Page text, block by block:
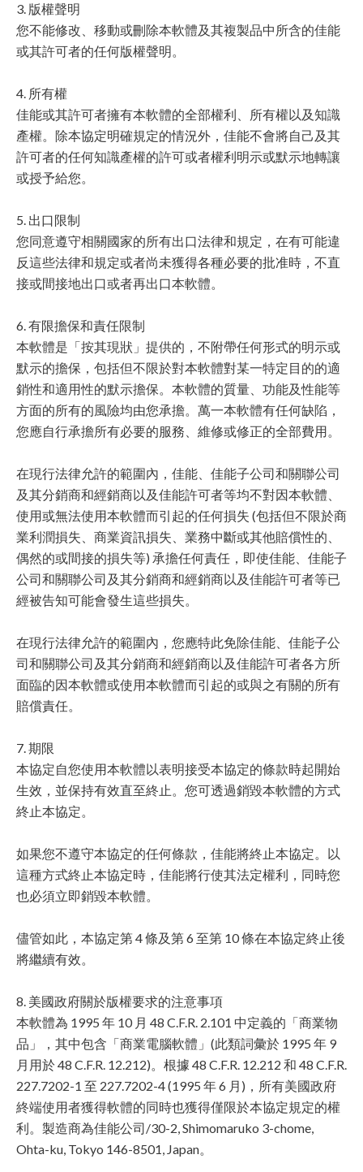
3. 版權聲明
您不能修改、移動或刪除本軟體及其複製品中所含的佳能
或其許可者的任何版權聲明。
4. 所有權
佳能或其許可者擁有本軟體的全部權利、所有權以及知識
產權。除本協定明確規定的情況外，佳能不會將自己及其
許可者的任何知識產權的許可或者權利明示或默示地轉讓
或授予給您。
5. 出口限制
您同意遵守相關國家的所有出口法律和規定，在有可能違
反這些法律和規定或者尚未獲得各種必要的批准時，不直
接或間接地出口或者再出口本軟體。
6. 有限擔保和責任限制
本軟體是「按其現狀」提供的，不附帶任何形式的明示或
默示的擔保，包括但不限於對本軟體對某一特定目的的適
銷性和適用性的默示擔保。本軟體的質量、功能及性能等
方面的所有的風險均由您承擔。萬一本軟體有任何缺陷，
您應自行承擔所有必要的服務、維修或修正的全部費用。
在現行法律允許的範圍內，佳能、佳能子公司和關聯公司
及其分銷商和經銷商以及佳能許可者等均不對因本軟體、
使用或無法使用本軟體而引起的任何損失 (包括但不限於商
業利潤損失、商業資訊損失、業務中斷或其他賠償性的、
偶然的或間接的損失等) 承擔任何責任，即使佳能、佳能子
公司和關聯公司及其分銷商和經銷商以及佳能許可者等已
經被告知可能會發生這些損失。
在現行法律允許的範圍內，您應特此免除佳能、佳能子公
司和關聯公司及其分銷商和經銷商以及佳能許可者各方所
面臨的因本軟體或使用本軟體而引起的或與之有關的所有
賠償責任。
7. 期限
本協定自您使用本軟體以表明接受本協定的條款時起開始
生效，並保持有效直至終止。您可透過銷毀本軟體的方式
終止本協定。
如果您不遵守本協定的任何條款，佳能將終止本協定。以
這種方式終止本協定時，佳能將行使其法定權利，同時您
也必須立即銷毀本軟體。
儘管如此，本協定第 4 條及第 6 至第 10 條在本協定終止後
將繼續有效。
8. 美國政府關於版權要求的注意事項
本軟體為 1995 年 10 月 48 C.F.R. 2.101 中定義的「商業物
品」，其中包含「商業電腦軟體」(此類詞彙於 1995 年 9
月用於 48 C.F.R. 12.212)。根據 48 C.F.R. 12.212 和 48 C.F.R.
227.7202-1 至 227.7202-4 (1995 年 6 月)，所有美國政府
終端使用者獲得軟體的同時也獲得僅限於本協定規定的權
利。製造商為佳能公司/30-2, Shimomaruko 3-chome,
Ohta-ku, Tokyo 146-8501, Japan。